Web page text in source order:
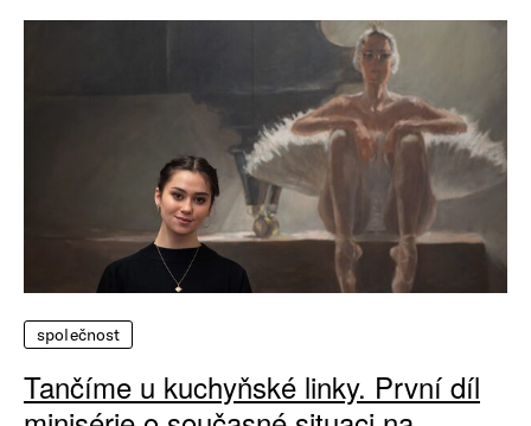
společnost
Tančíme u kuchyňské linky. První díl